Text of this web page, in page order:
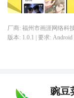
厂商: 福州市画涯网络科
版本: 1.0.1 | 要求: Android
豌豆